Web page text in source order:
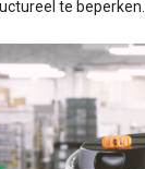
te beperken.